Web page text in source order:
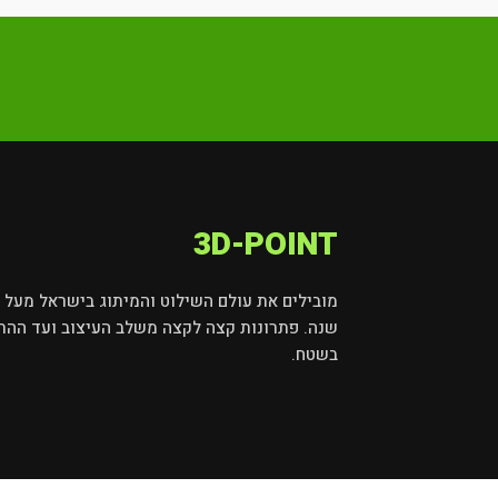
3D-POINT
שנה. פתרונות קצה לקצה משלב העיצוב ועד
בשטח.